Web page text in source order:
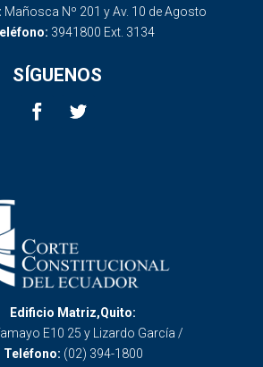
Mañosca Nº 201 y Av. 10 de Agosto
3941800 Ext. 3134
SÍGUENOS
Edificio Matriz,Quito:
E10 25 y Lizardo García /
Teléfono: (02) 394-1800